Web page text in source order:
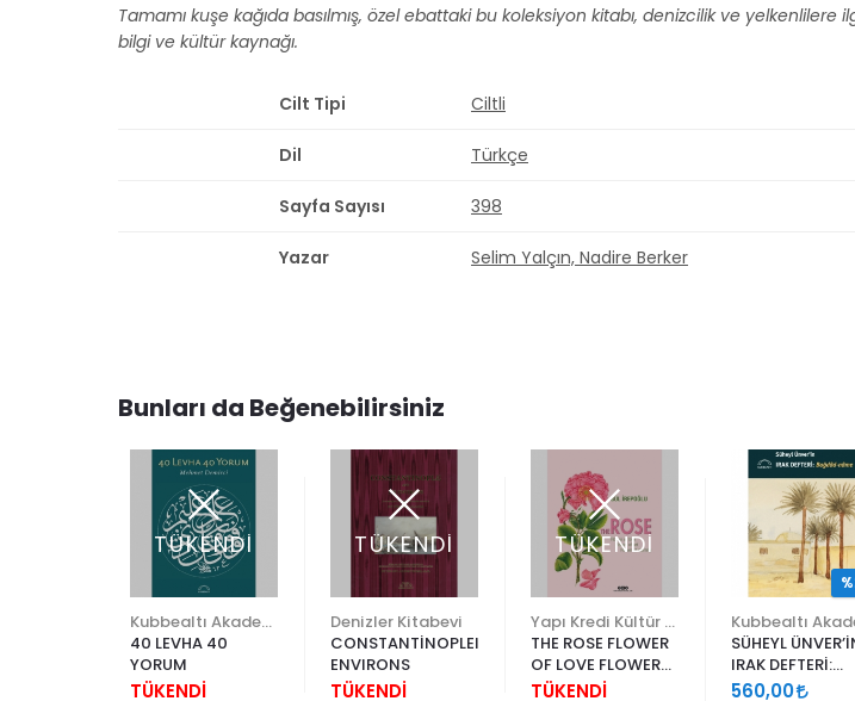
Tamamı kuşe kağıda basılmış, özel ebattaki bu koleksiyon kitabı, denizcilik ve
bilgi ve kültür kaynağı.
Cilt Tipi Ciltli
Dil Türkçe
Sayfa Sayısı 398
Yazar Selim Yalçın, Nadire Berker
Bunları da Beğenebilirsiniz
TÜKENDİ
40 LEVHA 40
YORUM
TÜKENDİ
TÜKENDİ
Denizler Kitabevi
CONSTANTİNOPLEITS
ENVIRONS
TÜKENDİ
TÜKENDİ
THE ROSE FLOWER
OF LOVE FLOWER
OF ART FLOWER OF
TÜKENDİ
SÜHEYL
IRAK DEFTERİ:
BAĞDÂD-NÂME
560,00